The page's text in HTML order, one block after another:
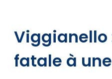
Viggianello
fatale à